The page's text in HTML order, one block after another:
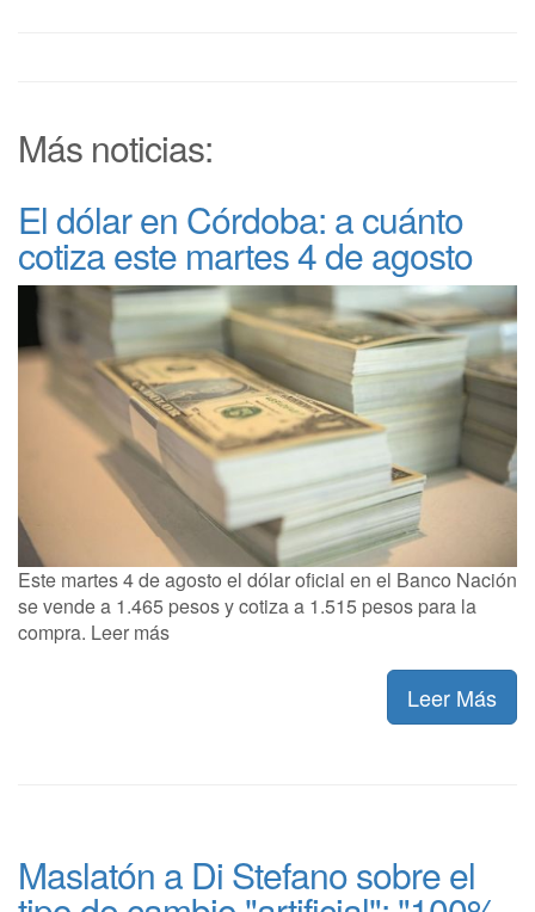
Más noticias:
El dólar en Córdoba: a cuánto
cotiza este martes 4 de agosto
Este martes 4 de agosto el dólar oficial en el Banco Nación
se vende a 1.465 pesos y cotiza a 1.515 pesos para la
compra. Leer más
Leer Más
Maslatón a Di Stefano sobre el